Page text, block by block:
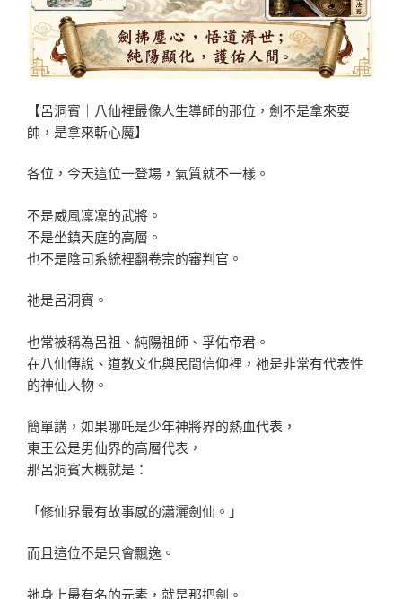
【呂洞賓｜八仙裡最像人生導師的那位，劍不是拿來耍
帥，是拿來斬心魔】
各位，今天這位一登場，氣質就不一樣。
不是威風凜凜的武將。
不是坐鎮天庭的高層。
也不是陰司系統裡翻卷宗的審判官。
祂是呂洞賓。
也常被稱為呂祖、純陽祖師、孚佑帝君。
在八仙傳說、道教文化與民間信仰裡，祂是非常有代表性
的神仙人物。
簡單講，如果哪吒是少年神將界的熱血代表，
東王公是男仙界的高層代表，
那呂洞賓大概就是：
「修仙界最有故事感的瀟灑劍仙。」
而且這位不是只會飄逸。
祂身上最有名的元素，就是那把劍。